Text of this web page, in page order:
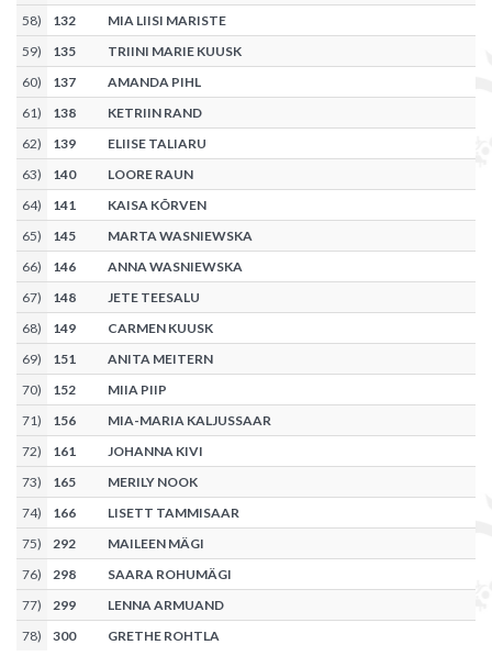
58) 132
MIA LIISI MARISTE
59) 135
TRIINI MARIE KUUSK
60) 137
AMANDA PIHL
61) 138
KETRIIN RAND
62) 139
ELIISE TALIARU
63) 140
LOORE RAUN
64) 141
KAISA KÕRVEN
65) 145
MARTA WASNIEWSKA
66) 146
ANNA WASNIEWSKA
67) 148
JETE TEESALU
68) 149
CARMEN KUUSK
69) 151
ANITA MEITERN
70) 152
MIIA PIIP
71) 156
MIA-MARIA KALJUSSAAR
72) 161
JOHANNA KIVI
73) 165
MERILY NOOK
74) 166
LISETT TAMMISAAR
75) 292
MAILEEN MÄGI
76) 298
SAARA ROHUMÄGI
77) 299
LENNA ARMUAND
78) 300 GRETHE ROHTLA